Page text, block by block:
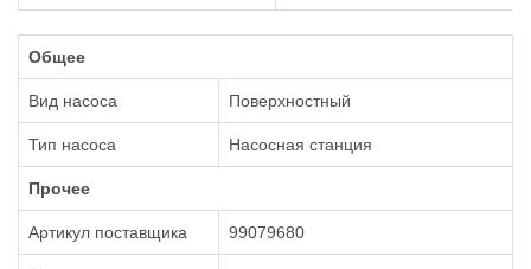
Общее
Вид насоса Поверхностный
Тип насоса Насосная станция
Прочее
Артикул поставщика 99079680